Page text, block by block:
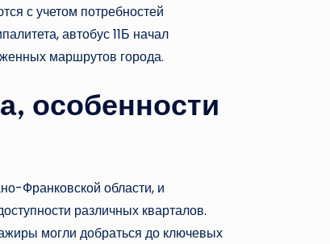
с учетом потребностей
автобус 11Б начал
маршрутов города.
особенности
Франковской области, и
различных кварталов.
могли добраться до ключевых